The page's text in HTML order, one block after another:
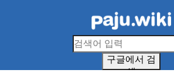
구글에서 검
색